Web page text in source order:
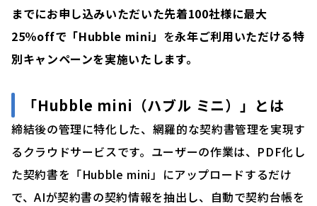
までにお申し込みいただいた先着100社様に最大
25％offで「Hubble mini」 を永年ご利用いただける特
別キャンペーンを実施いたします。
「Hubble mini（ハブル ミニ）」とは
締結後の管理に特化した、網羅的な契約書管理を実現す
るクラウドサービスです。ユーザーの作業は、PDF化し
た契約書を「Hubble mini」にアップロードするだけ
で、AIが契約書の契約情報を抽出し、自動で契約台帳を